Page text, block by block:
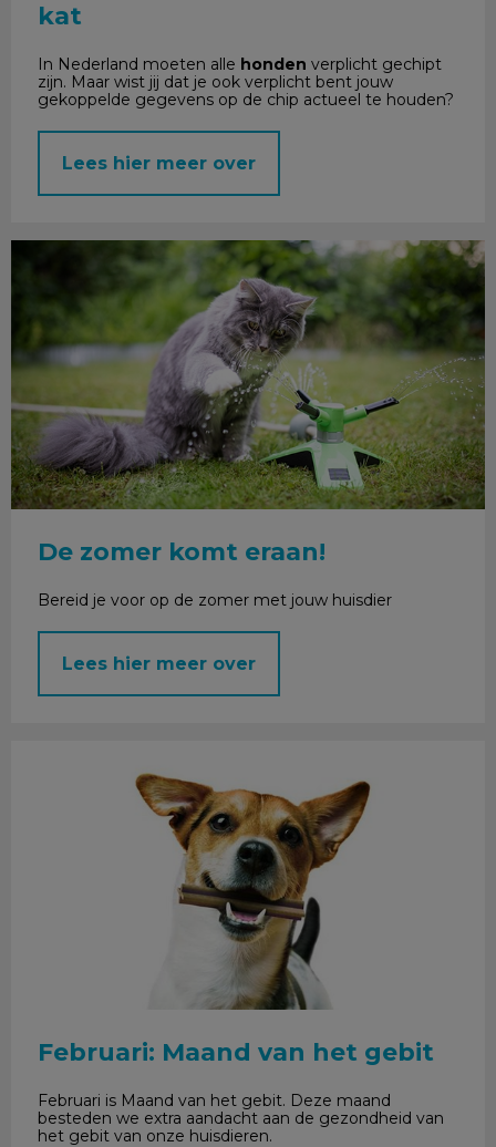
kat
In Nederland moeten alle honden verplicht gechipt
zijn. Maar wist jij dat je ook verplicht bent jouw
gekoppelde gegevens op de chip actueel te houden?
Lees hier meer over
De zomer komt eraan!
Bereid je voor op de zomer met jouw huisdier
Lees hier meer over
Februari: Maand van het gebit
Februari is Maand van het gebit. Deze maand
besteden we extra aandacht aan de gezondheid van
het gebit van onze huisdieren.